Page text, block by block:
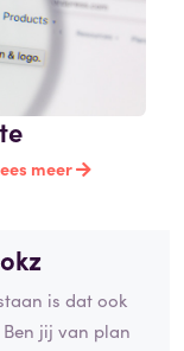
meer
is dat ook
jij van plan